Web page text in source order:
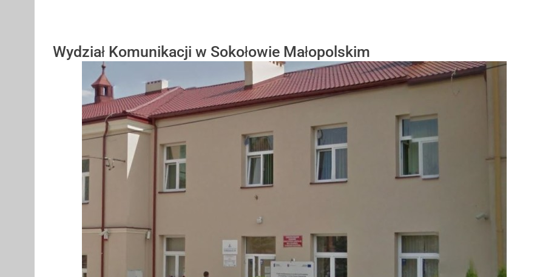
Wydział Komunikacji w Sokołowie Małopolskim